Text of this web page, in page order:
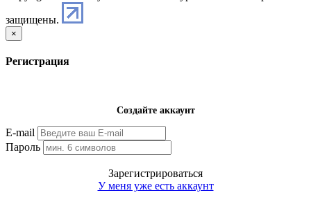
защищены.
×
Регистрация
Создайте аккаунт
E-mail
Пароль
Зарегистрироваться
У меня уже есть аккаунт